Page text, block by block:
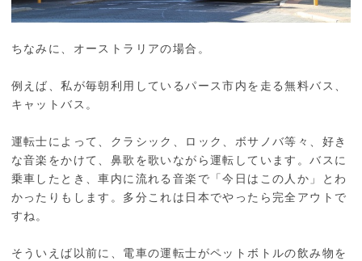
ちなみに、オーストラリアの場合。
例えば、私が毎朝利用しているパース市内を走る無料バス、
キャットバス。
運転士によって、クラシック、ロック、ボサノバ等々、好き
な音楽をかけて、鼻歌を歌いながら運転しています。バスに
乗車したとき、車内に流れる音楽で「今日はこの人か」とわ
かったりもします。多分これは日本でやったら完全アウトで
すね。
そういえば以前に、電車の運転士がペットボトルの飲み物を